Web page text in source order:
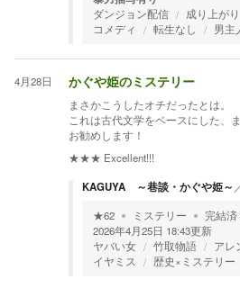
ダンジョン配信 成り上がり
コメディ
転生なし 男主
4月28日 かぐや姫のミステリー
まさかこうしたオチだったとは。
これは古代文学をベースにした、
お勧めします！
★★★ Excellent!!!
KAGUYA ～巷談・かぐや姫～
★62 ミステリー 完結済
2026年4月25日 18:43更新
ヤバい女
竹取物語 アレ
イヤミス
歴史×ミステリー